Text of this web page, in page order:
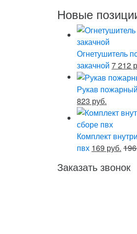
Новые
Огнетушитель
закачной 7 212
Рукав
823 руб.
Комплект
пвх 169 руб.
Заказать звонок